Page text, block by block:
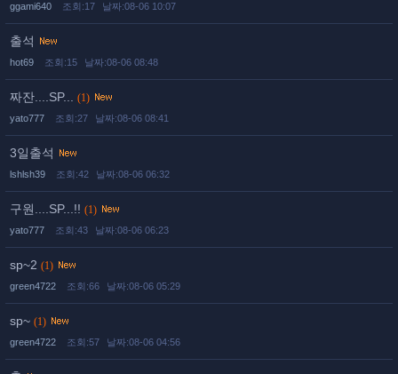
ggami640 조회:17 날짜:08-06 10:07
출석
hot69 조회:15 날짜:08-06 08:48
짜잔....SP... (1)
yato777 조회:27 날짜:08-06 08:41
3일출석
lshlsh39 조회:42 날짜:08-06 06:32
구원....SP...!! (1)
yato777 조회:43 날짜:08-06 06:23
sp~2 (1)
green4722 조회:66 날짜:08-06 05:29
sp~ (1)
green4722 조회:57 날짜:08-06 04:56